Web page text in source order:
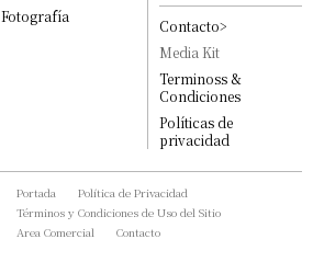
Fotografía
Contacto>
Media Kit
Terminoss &
Condiciones
Políticas de
privacidad
Portada
Política de Privacidad
Términos y Condiciones de Uso del Sitio
Area Comercial
Contacto